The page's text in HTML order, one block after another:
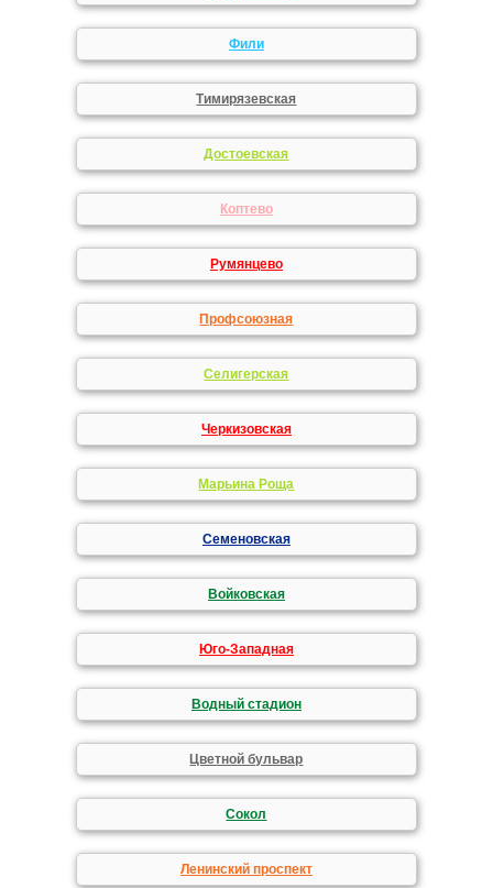
Фили
Тимирязевская
Достоевская
Коптево
Румянцево
Профсоюзная
Селигерская
Черкизовская
Марьина Роща
Семеновская
Войковская
Юго-Западная
Водный стадион
Цветной бульвар
Сокол
Ленинский проспект